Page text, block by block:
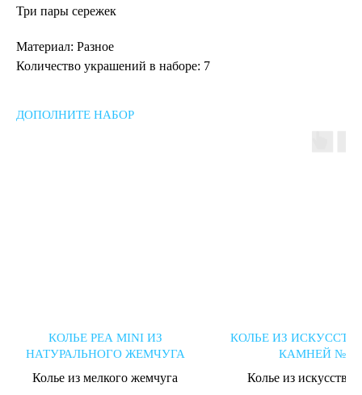
Три пары сережек
Материал: Разное
Количество украшений в наборе: 7
ДОПОЛНИТЕ НАБОР
КОЛЬЕ PEA MINI ИЗ
НАТУРАЛЬНОГО ЖЕМЧУГА
Колье из мелкого жемчуга
КОЛЬЕ ИЗ
КАМНЕЙ №2
Колье из